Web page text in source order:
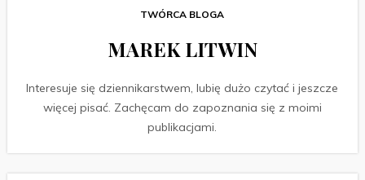
TWÓRCA BLOGA
MAREK LITWIN
Interesuje się dziennikarstwem, lubię dużo czytać i jeszcze
więcej pisać. Zachęcam do zapoznania się z moimi
publikacjami.